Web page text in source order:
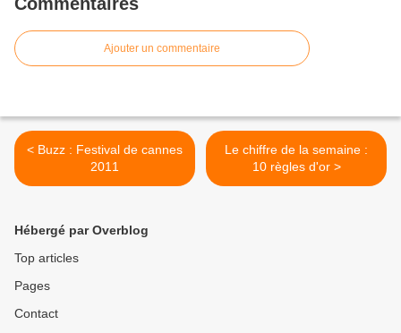
Ajouter un commentaire
< Buzz : Festival de cannes
2011
Le chiffre de la semaine :
10 règles d'or >
Hébergé par Overblog
Top articles
Pages
Contact